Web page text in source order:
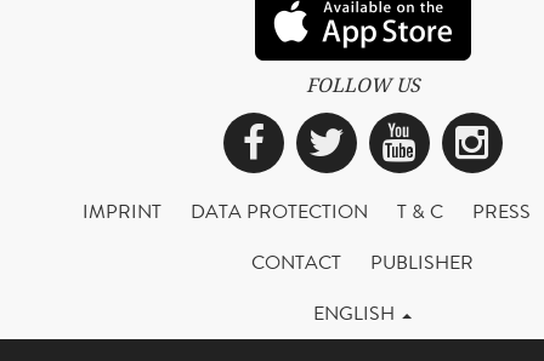
FOLLOW US
Facebook
Twitter
IMPRINT DATA PROTECTION T & C
PRESS
CONTACT
PUBLISHER
ENGLISH